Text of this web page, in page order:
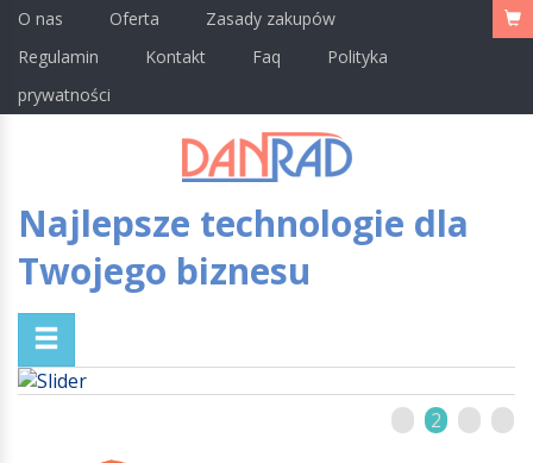
O nas Oferta
Zasady zakupów
Regulamin
Kontakt Faq
Polityka
prywatności
Najlepsze technologie dla
Twojego biznesu
2